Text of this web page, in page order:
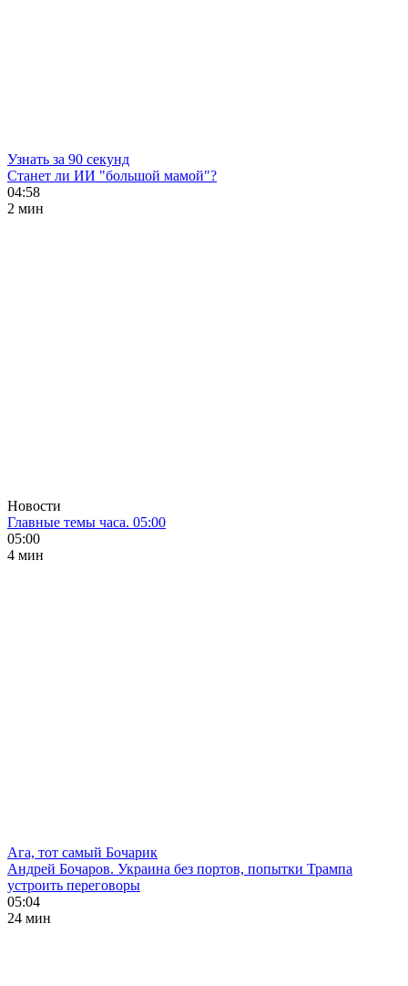
Узнать за 90 секунд
Станет ли ИИ "большой мамой"?
04:58
2 мин
Новости
Главные темы часа. 05:00
05:00
4 мин
Ага, тот самый Бочарик
Андрей Бочаров. Украина без портов, попытки Трампа
устроить переговоры
05:04
24 мин